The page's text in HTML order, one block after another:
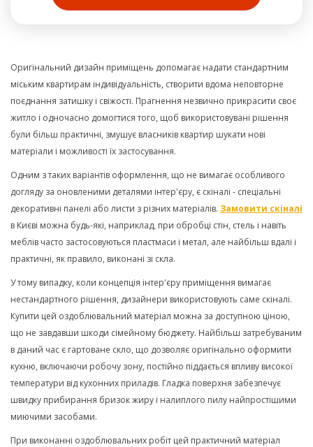
Оригінальний дизайн приміщень допомагає надати стандартним
міським квартирам індивідуальність, створити вдома неповторне
поєднання затишку і свіжості. Прагнення незвично прикрасити своє
житло і одночасно домогтися того, щоб використовувані рішення
були більш практичні, змушує власників квартир шукати нові
матеріали і можливості їх застосування.
Одним з таких варіантів оформлення, що не вимагає особливого
догляду за оновленими деталями інтер'єру, є скіналі - спеціальні
декоративні панелі або листи з різних матеріалів. Замовити скіналі
в Києві можна будь-які, наприклад, при обробці стін, стель і навіть
меблів часто застосовуються пластмаси і метал, але найбільш вдалі і
практичні, як правило, виконані зі скла.
У тому випадку, коли концепція інтер'єру приміщення вимагає
нестандартного рішення, дизайнери використовують саме скіналі.
Купити цей оздоблювальний матеріал можна за доступною ціною,
що не завдавши шкоди сімейному бюджету. Найбільш затребуваним
в даний час є гартоване скло, що дозволяє оригінально оформити
кухню, включаючи робочу зону, постійно піддається впливу високої
температури від кухонних приладів. Гладка поверхня забезпечує
швидку прибирання бризок жиру і налиплого пилу найпростішими
миючими засобами.
При виконанні оздоблювальних робіт цей практичний матеріал